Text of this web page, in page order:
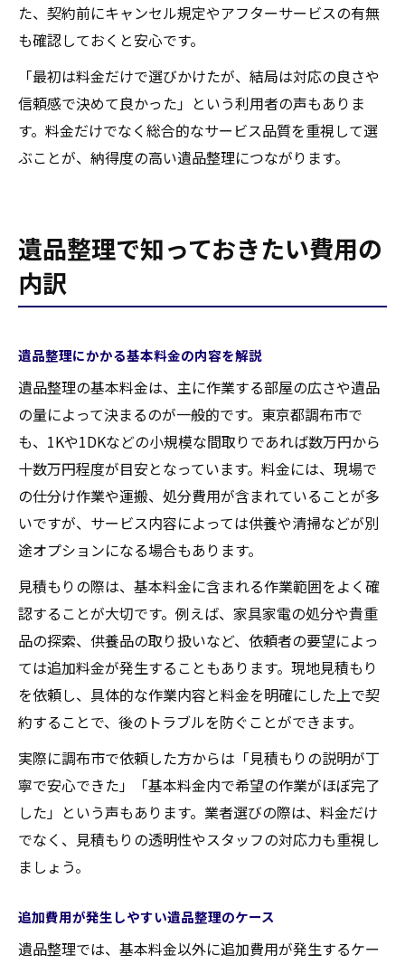
た、契約前にキャンセル規定やアフターサービスの有無
も確認しておくと安心です。
「最初は料金だけで選びかけたが、結局は対応の良さや
信頼感で決めて良かった」という利用者の声もありま
す。料金だけでなく総合的なサービス品質を重視して選
ぶことが、納得度の高い遺品整理につながります。
遺品整理で知っておきたい費用の
内訳
遺品整理にかかる基本料金の内容を解説
遺品整理の基本料金は、主に作業する部屋の広さや遺品
の量によって決まるのが一般的です。東京都調布市で
も、1Kや1DKなどの小規模な間取りであれば数万円から
十数万円程度が目安となっています。料金には、現場で
の仕分け作業や運搬、処分費用が含まれていることが多
いですが、サービス内容によっては供養や清掃などが別
途オプションになる場合もあります。
見積もりの際は、基本料金に含まれる作業範囲をよく確
認することが大切です。例えば、家具家電の処分や貴重
品の探索、供養品の取り扱いなど、依頼者の要望によっ
ては追加料金が発生することもあります。現地見積もり
を依頼し、具体的な作業内容と料金を明確にした上で契
約することで、後のトラブルを防ぐことができます。
実際に調布市で依頼した方からは「見積もりの説明が丁
寧で安心できた」「基本料金内で希望の作業がほぼ完了
した」という声もあります。業者選びの際は、料金だけ
でなく、見積もりの透明性やスタッフの対応力も重視し
ましょう。
追加費用が発生しやすい遺品整理のケース
遺品整理では、基本料金以外に追加費用が発生するケー